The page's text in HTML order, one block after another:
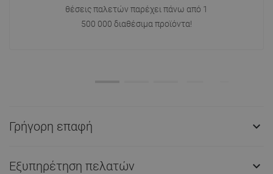
θέσεις παλετών παρέχει πάνω από 1
500 000 διαθέσιμα προϊόντα!
Γρήγορη επαφή 
Εξυπηρέτηση πελατών 